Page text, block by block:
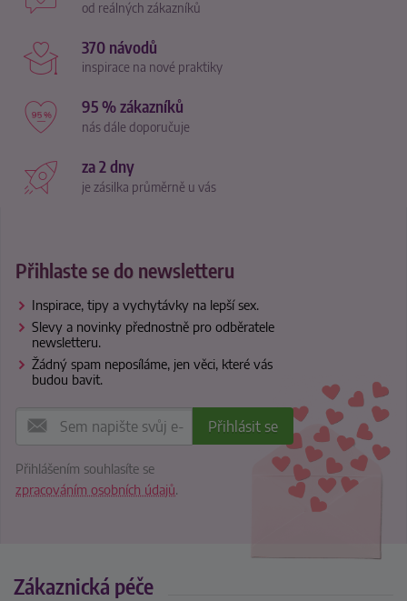
od reálných zákazníků
370 návodů
inspirace na nové praktiky
95 % zákazníků
nás dále doporučuje
za 2 dny
je zásilka průměrně u vás
Přihlaste se do newsletteru
Inspirace, tipy a vychytávky na lepší sex.
Slevy a novinky přednostně pro odběratele
newsletteru.
Žádný spam neposíláme, jen věci, které vás
budou bavit.
Přihlášením souhlasíte se
zpracováním osobních údajů.
Zákaznická péče